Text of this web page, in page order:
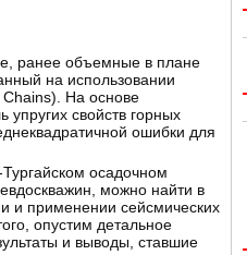
ранее объемные в плане
на использовании
На основе
свойств горных
ошибки для
осадочном
можно найти в
и применении сейсмических
опустим детальное
и выводы, ставшие